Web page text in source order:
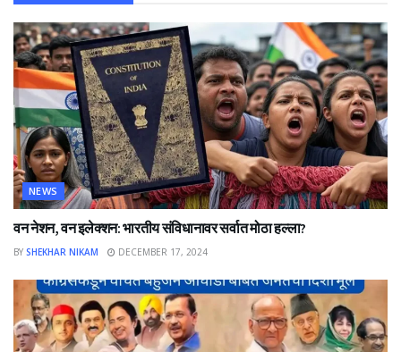
NEWS
वन नेशन, वन इलेक्शन: भारतीय संविधानावर सर्वात मोठा हल्ला?
BY SHEKHAR NIKAM DECEMBER 17, 2024